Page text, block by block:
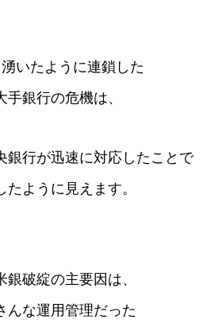
いたように連鎖した
銀行の危機は、
銀行が迅速に対応したことで
たように見えます。
破綻の主要因は、
んな運用管理だった